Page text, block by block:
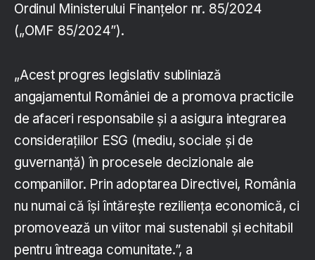
Ordinul Ministerului Finanțelor nr. 85/2024
(„OMF 85/2024”).
„Acest progres legislativ subliniază
angajamentul României de a promova practicile
de afaceri responsabile și a asigura integrarea
considerațiilor ESG (mediu, sociale și de
guvernanță) în procesele decizionale ale
companiilor. Prin adoptarea Directivei, România
nu numai că își întărește reziliența economică, ci
promovează un viitor mai sustenabil și echitabil
pentru întreaga comunitate.”, a